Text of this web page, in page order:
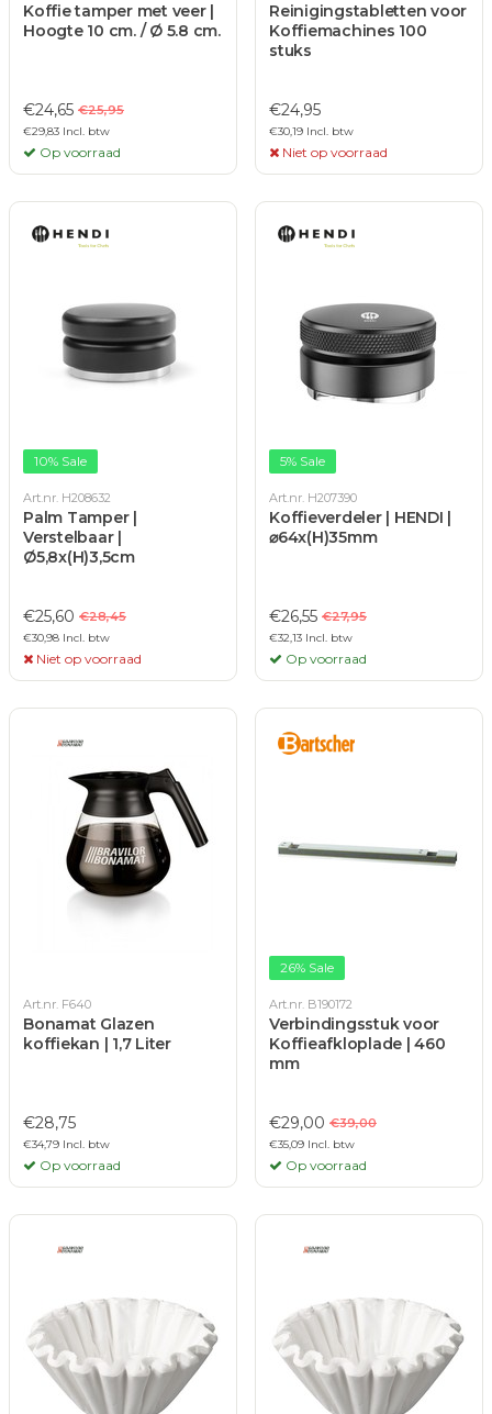
Koffie tamper met veer |
Hoogte 10 cm. / Ø 5.8 cm.
€24,65 €25,95
€29,83 Incl. btw
Op voorraad
Reinigingstabletten voor
Koffiemachines 100
stuks
€24,95
€30,19 Incl. btw
Niet op voorraad
10% Sale
Art.nr. H208632
Palm Tamper |
Verstelbaar |
Ø5,8x(H)3,5cm
€25,60 €28,45
€30,98 Incl. btw
Niet op voorraad
5% Sale
Art.nr. H207390
Koffieverdeler | HENDI |
⌀64x(H)35mm
€26,55 €27,95
€32,13 Incl. btw
Op voorraad
Art.nr. F640
Bonamat Glazen
koffiekan | 1,7 Liter
€28,75
€34,79 Incl. btw
Op voorraad
26% Sale
Art.nr. B190172
Verbindingsstuk voor
Koffieafkloplade | 460
mm
€29,00 €39,00
€35,09 Incl. btw
Op voorraad